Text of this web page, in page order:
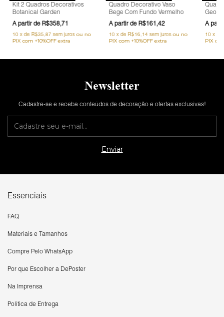
Kit 2 Quadros Decorativos
Botanical Garden
R$358,71
10 xde R$35,87 sem juros
Quadro Decorativo Vaso
Bege Com Fundo Vermelho
R$161,42
10 xde R$16,14 sem juros 10 x
Newsletter
Cadastre-se e receba conteúdos de decoração e ofertas exclusivas!
Essenciais
FAQ
Materiais e Tamanhos
Compre Pelo WhatsApp
Por que Escolher a DePoster
Na Imprensa
Política de Entrega